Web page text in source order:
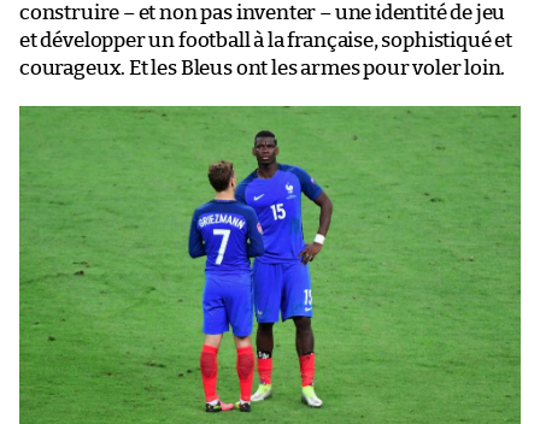
construire – et non pas inventer – une identité de jeu
et développer un football à la française, sophistiqué et
courageux. Et les Bleus ont les armes pour voler loin.